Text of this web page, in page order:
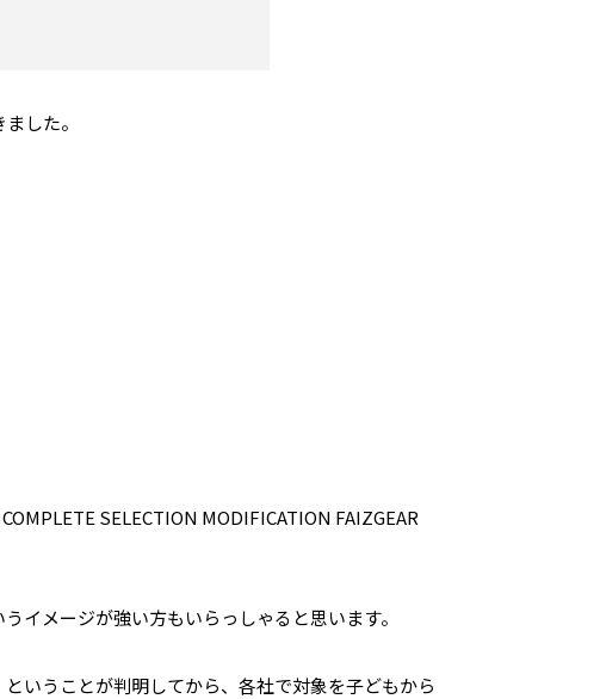
した。
SELECTION MODIFICATION FAIZGEAR
イメージが強い方もいらっしゃると思います。
いうことが判明してから、各社で対象を子どもから